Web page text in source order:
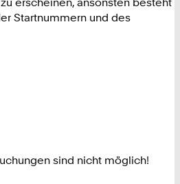
Startnummern und des
sind nicht möglich!